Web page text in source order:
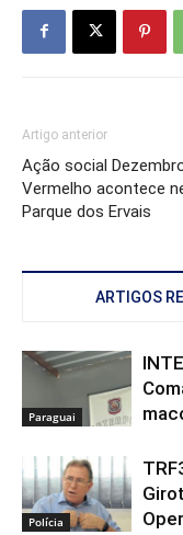
Artigo anterior
Ação social
Vermelho acontece
Parque dos Ervais
ARTIGOS
Paraguai
Polícia